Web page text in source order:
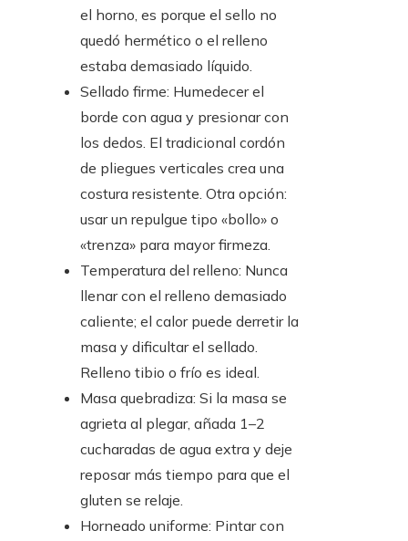
el horno, es porque el sello no
quedó hermético o el relleno
estaba demasiado líquido.
Sellado firme: Humedecer el
borde con agua y presionar con
los dedos. El tradicional cordón
de pliegues verticales crea una
costura resistente. Otra opción:
usar un repulgue tipo «bollo» o
«trenza» para mayor firmeza.
Temperatura del relleno: Nunca
llenar con el relleno demasiado
caliente; el calor puede derretir la
masa y dificultar el sellado.
Relleno tibio o frío es ideal.
Masa quebradiza: Si la masa se
agrieta al plegar, añada 1–2
cucharadas de agua extra y deje
reposar más tiempo para que el
gluten se relaje.
Horneado uniforme: Pintar con